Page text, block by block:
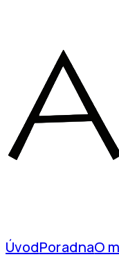
ÚvodPoradnaO